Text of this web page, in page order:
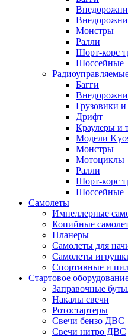
Монстры
Ралли
Шорт-корс
Шоссейные
Багги
Грузовики
Дрифт
Краулеры и
Модели
Монстры
Мотоциклы
Ралли
Шорт-корс
Шоссейные
Самолеты
Импеллерные
Копийные
Планеры
Самолеты для
Самолеты
Спортивные и
Стартовое
Заправочные
Накалы свечи
Ротостартеры
Свечи бензо ДВС
Свечи нитро ДВС